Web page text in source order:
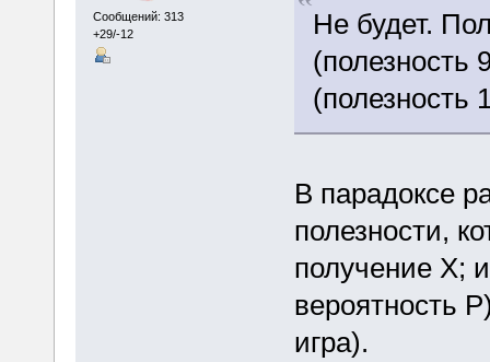
Сообщений: 313
+29/-12
Не будет.
(полезность
(полезность
В парадоксе
полезности,
получение X;
вероятность
игра).